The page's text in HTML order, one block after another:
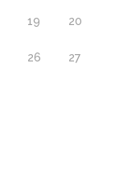
19 20
26 27